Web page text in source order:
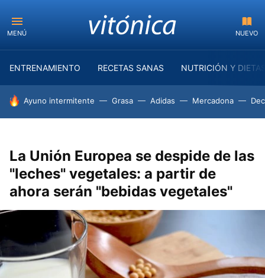
MENÚ NUEVO
ENTRENAMIENTO RECETAS SANAS NUTRICIÓN Y
HOY SE HABLA DE
Ayuno intermitente Grasa Adidas Mercadona
La Unión Europea se despide de las
"leches" vegetales: a partir de
ahora serán "bebidas vegetales"